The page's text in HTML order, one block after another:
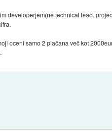
developerjem(ne technical lead,
oceni samo 2 plačana več kot